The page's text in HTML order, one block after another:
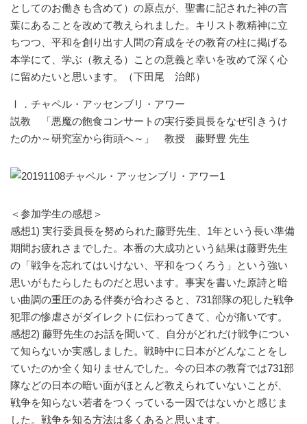
としてのお働きも含めて）の原点が、聖書に記された神の言
葉にあることを改めて教えられました。キリスト教精神に立
ちつつ、平和を創り出す人間の育成をその教育の柱に掲げる
本学にて、学ぶ（教える）ことの意義と幸いを改めて深く心
に留めたいと思います。（下田尾 治郎）
Ⅰ．チャペル・アッセンブリ・アワー
説教 「悪魔の飽食コンサートの実行委員長をなぜ引きうけ
たのか～研究室から街頭へ～」 教授 藤野豊 先生
＜参加学生の感想＞
感想1) 実行委員長を努められた藤野先生、1年という長い準備
期間お疲れさまでした。本番の大成功という結果は藤野先生
の「戦争を忘れてはいけない、平和をつくろう」という強い
思いがもたらしたものだと思います。事実を書いた原詩と暗
い曲調の重圧のある伴奏が合わさると、731部隊の犯した戦争
犯罪の惨虐さがダイレクトに伝わってきて、心が痛いです。
感想2) 藤野先生のお話を聞いて、自分がどれだけ戦争につい
て知らないか実感しました。戦時中に日本がどんなことをし
ていたのか全く知りませんでした。今の日本の教育では731部
隊などの日本の暗い面がほとんど教えられていないことが、
戦争を知らない若者をつくっている一因ではないかと感じま
した。戦争を知る方法は多くあると思います。